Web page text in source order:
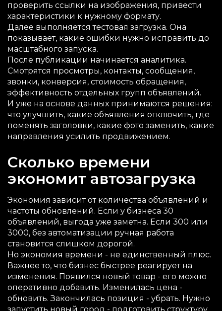
проверить ссылки на изображения, привести
характеристики к нужному формату.
Далее выполняется тестовая загрузка. Она
показывает, какие ошибки нужно исправить до
масштабного запуска.
После публикации начинается аналитика.
Смотрятся просмотры, контакты, сообщения,
звонки, конверсия, стоимость обращения,
эффективность отдельных групп объявлений.
И уже на основе данных принимаются решения:
что улучшить, какие объявления отключить, где
поменять заголовки, какие фото заменить, какие
направления усилить продвижением.
Сколько времени
экономит автозагрузка
Экономия зависит от количества объявлений и
частоты обновлений. Если у бизнеса 30
объявлений, выгода уже заметна. Если 300 или
3000, без автоматизации ручная работа
становится слишком дорогой.
Но экономия времени - не единственный плюс.
Важнее то, что бизнес быстрее реагирует на
изменения. Появился новый товар - его можно
оперативно добавить. Изменилась цена -
обновить. Закончилась позиция - убрать. Нужно